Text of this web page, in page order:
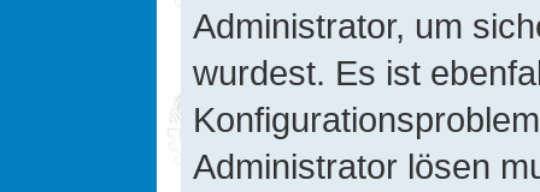
Administrator, um
wurdest. Es ist
Administrator lösen